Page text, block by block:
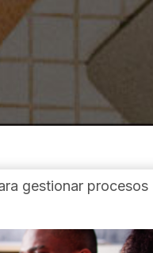
gestionar procesos